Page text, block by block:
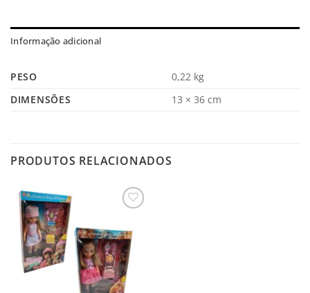
Informação adicional
PESO
0,22 kg
DIMENSÕES
13 × 36 cm
PRODUTOS RELACIONADOS
na
Lista